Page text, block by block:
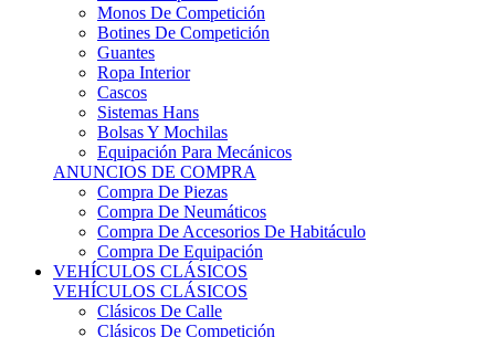
Monos De Competición
Botines De Competición
Guantes
Ropa Interior
Cascos
Sistemas Hans
Bolsas Y Mochilas
Equipación Para Mecánicos
ANUNCIOS DE COMPRA
Compra De Piezas
Compra De Neumáticos
Compra De Accesorios De Habitáculo
Compra De Equipación
VEHÍCULOS CLÁSICOS
VEHÍCULOS CLÁSICOS
Clásicos De Calle
Clásicos De Competición